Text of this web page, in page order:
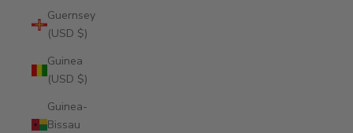
Guernsey
(USD $)
Guinea
(USD $)
Guinea-
Bissau